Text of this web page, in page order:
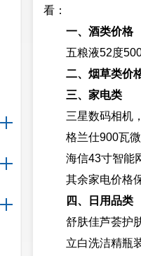
看：
一、酒类价格
五粮液52度
二、烟草类价
三、家电类
三星数码相机
格兰仕900瓦
海信43寸智能
其余家电价格
四、日用品类
舒肤佳芦荟护
立白洗洁精瓶